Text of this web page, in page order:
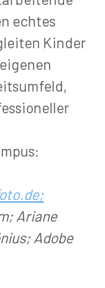
echtes
Kinder
Ariane
Adobe